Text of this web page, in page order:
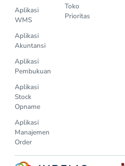
Aplikasi
WMS
Aplikasi
Akuntansi
Aplikasi
Pembukuan
Aplikasi
Stock
Opname
Aplikasi
Manajemen
Order
Toko
Prioritas